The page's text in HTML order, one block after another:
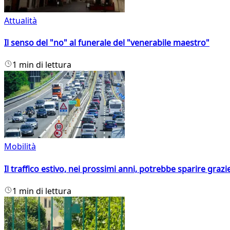
Attualità
Il senso del "no" al funerale del "venerabile maestro"
1 min di lettura
Mobilità
Il traffico estivo, nei prossimi anni, potrebbe sparire
1 min di lettura